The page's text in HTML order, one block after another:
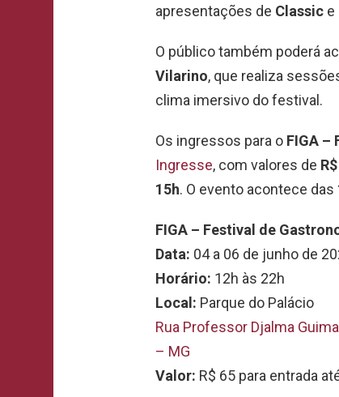
apresentações de Classic e
O público também poderá
Vilarino, que realiza
clima imersivo do festival.
Os ingressos para o FIGA –
Ingresse, com valores de
15h. O evento acontece das
FIGA – Festival de
Data: 04 a 06 de junho de
Horário: 12h às 22h
Local: Parque do Palácio
Rua Professor Djalma
– MG
Valor: R$ 65 para entrada